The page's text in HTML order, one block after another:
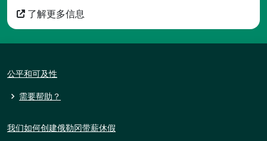
了解更多信息
我们如何创建俄勒冈带薪休假
公平和可及性
需要帮助？